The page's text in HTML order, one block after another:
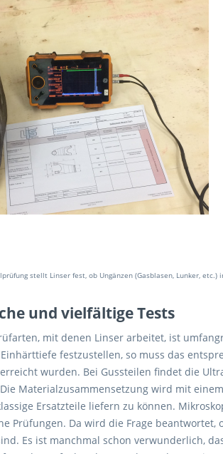
stellt Linser fest, ob Ungänzen (Gasblasen, Lunker, etc.)
und vielfältige Tests
mit denen Linser arbeitet, ist
festzustellen, so muss das
wurden. Bei Gussteilen findet die
Materialzusammensetzung wird mit
Ersatzteile liefern zu können.
Prüfungen. Da wird die Frage
Es ist manchmal schon verwunderlich,